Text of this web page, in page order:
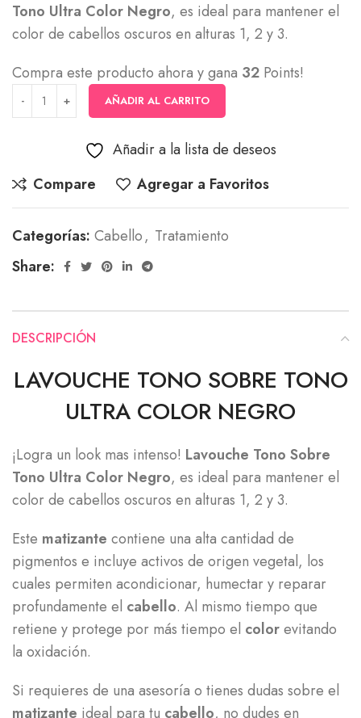
Tono Ultra Color Negro, es ideal para mantener el
color de cabellos oscuros en alturas 1, 2 y 3.
Compra este producto ahora y gana 32 Points!
AÑADIR AL CARRITO
Añadir a la lista de deseos
Compare
Agregar a Favoritos
Categorías: Cabello, Tratamiento
Share:
DESCRIPCIÓN
LAVOUCHE TONO SOBRE TONO
ULTRA COLOR NEGRO
¡Logra un look mas intenso! Lavouche Tono Sobre
Tono Ultra Color Negro, es ideal para mantener el
color de cabellos oscuros en alturas 1, 2 y 3.
Este matizante contiene una alta cantidad de
pigmentos e incluye activos de origen vegetal, los
cuales permiten acondicionar, humectar y reparar
profundamente el cabello. Al mismo tiempo que
retiene y protege por más tiempo el colorevitando
la oxidación.
Si requieres de una asesoría o tienes dudas sobre el
matizante ideal para tu cabello, no dudes en